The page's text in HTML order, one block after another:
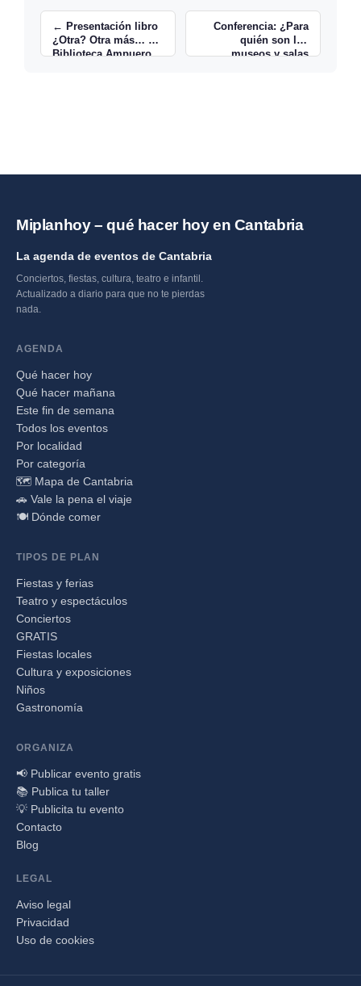
← Presentación libro
¿Otra? Otra más… en
Biblioteca Ampuero
Conferencia: ¿Para
quién son los
museos y salas
Miplanhoy – qué hacer hoy en Cantabria
La agenda de eventos de Cantabria
Conciertos, fiestas, cultura, teatro e infantil.
Actualizado a diario para que no te pierdas
nada.
AGENDA
Qué hacer hoy
Qué hacer mañana
Este fin de semana
Todos los eventos
Por localidad
Por categoría
🗺️ Mapa de Cantabria
🚗 Vale la pena el viaje
🍽️ Dónde comer
TIPOS DE PLAN
Fiestas y ferias
Teatro y espectáculos
Conciertos
GRATIS
Fiestas locales
Cultura y exposiciones
Niños
Gastronomía
ORGANIZA
📢 Publicar evento gratis
📚 Publica tu taller
💡 Publicita tu evento
Contacto
Blog
LEGAL
Aviso legal
Privacidad
Uso de cookies